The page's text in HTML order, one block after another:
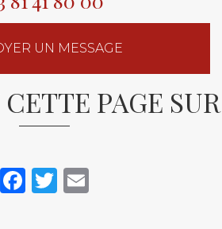
UN MESSAGE
PAGE SUR
Facebook
Twitter